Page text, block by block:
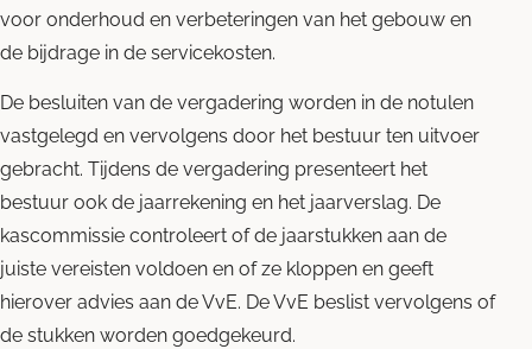
voor onderhoud en verbeteringen van het gebouw en
de bijdrage in de servicekosten.
De besluiten van de vergadering worden in de notulen
vastgelegd en vervolgens door het bestuur ten uitvoer
gebracht. Tijdens de vergadering presenteert het
bestuur ook de jaarrekening en het jaarverslag. De
kascommissie controleert of de jaarstukken aan de
juiste vereisten voldoen en of ze kloppen en geeft
hierover advies aan de VvE. De VvE beslist vervolgens of
de stukken worden goedgekeurd.